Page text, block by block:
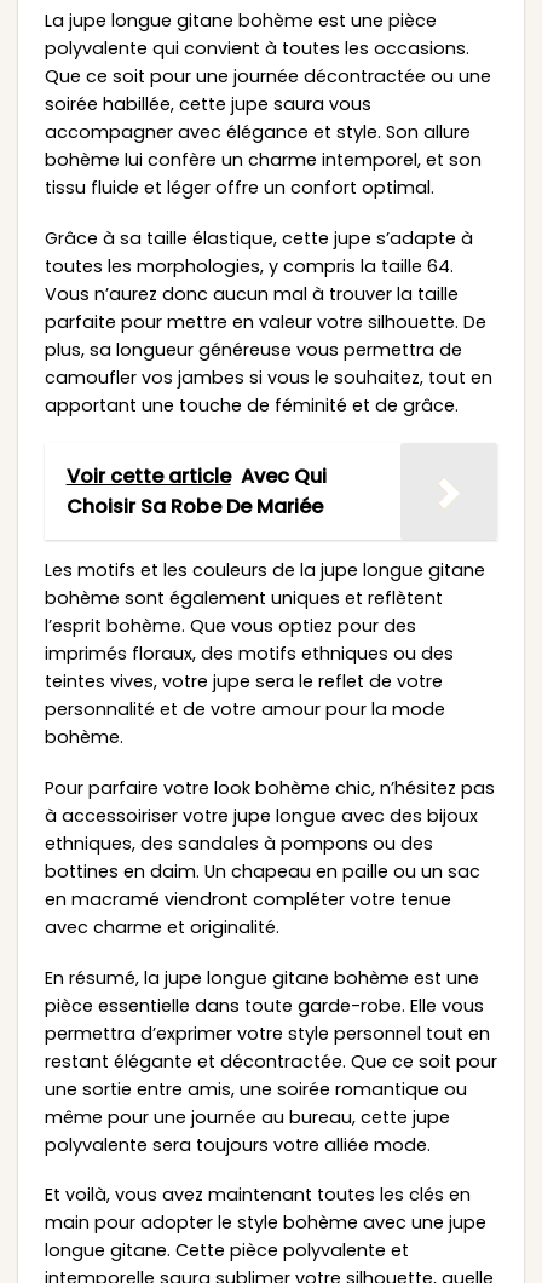
La jupe longue gitane bohème est une pièce
polyvalente qui convient à toutes les occasions.
Que ce soit pour une journée décontractée ou une
soirée habillée, cette jupe saura vous
accompagner avec élégance et style. Son allure
bohème lui confère un charme intemporel, et son
tissu fluide et léger offre un confort optimal.
Grâce à sa taille élastique, cette jupe s’adapte à
toutes les morphologies, y compris la taille 64.
Vous n’aurez donc aucun mal à trouver la taille
parfaite pour mettre en valeur votre silhouette. De
plus, sa longueur généreuse vous permettra de
camoufler vos jambes si vous le souhaitez, tout en
apportant une touche de féminité et de grâce.
Voir cette article Avec Qui
Choisir Sa Robe De Mariée
Les motifs et les couleurs de la jupe longue gitane
bohème sont également uniques et reflètent
l’esprit bohème. Que vous optiez pour des
imprimés floraux, des motifs ethniques ou des
teintes vives, votre jupe sera le reflet de votre
personnalité et de votre amour pour la mode
bohème.
Pour parfaire votre look bohème chic, n’hésitez pas
à accessoiriser votre jupe longue avec des bijoux
ethniques, des sandales à pompons ou des
bottines en daim. Un chapeau en paille ou un sac
en macramé viendront compléter votre tenue
avec charme et originalité.
En résumé, la jupe longue gitane bohème est une
pièce essentielle dans toute garde-robe. Elle vous
permettra d’exprimer votre style personnel tout en
restant élégante et décontractée. Que ce soit pour
une sortie entre amis, une soirée romantique ou
même pour une journée au bureau, cette jupe
polyvalente sera toujours votre alliée mode.
Et voilà, vous avez maintenant toutes les clés en
main pour adopter le style bohème avec une jupe
longue gitane. Cette pièce polyvalente et